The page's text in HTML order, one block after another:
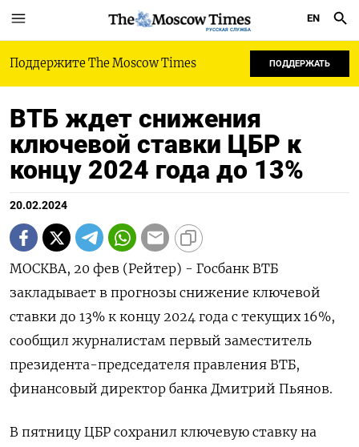
РУССКАЯ СЛУЖБА
EN
Поддержите The Moscow Times ПОДДЕРЖАТЬ
ВТБ ждет снижения
ключевой ставки ЦБР к
концу 2024 года до 13%
20.02.2024
МОСКВА, 20 фев (Рейтер) - Госбанк ВТБ
закладывает в прогнозы снижение ключевой
ставки до 13% к концу 2024 года с текущих 16%,
сообщил журналистам первый заместитель
президента-председателя правления ВТБ,
финансовый директор банка Дмитрий Пьянов.
В пятницу ЦБР сохранил ключевую ставку на